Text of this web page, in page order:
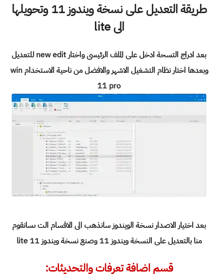
طريقة التعديل على نسخة ويندوز 11 وتحويلها
الى lite
بعد ادراج التسحة ادخل على الملف الرئيسى واختار new edit للتعديل
وبعدها اختار نظام التشغيل الاشهر والافضل من ناحية الاستخدام win
11 pro
بعد اختيار الاصدار نسخة الويندوز سانذهب الى الاقسام الت ىسانقوم
منا بالتعديل على النسخة ويندوز 11 وصنع نسخة ويندوز 11 lite
قسم اضافة تعرفات والتحديثات: